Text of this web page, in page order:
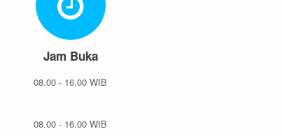
Jam Buka
08.00 - 16.00 WIB
08.00 - 16.00 WIB